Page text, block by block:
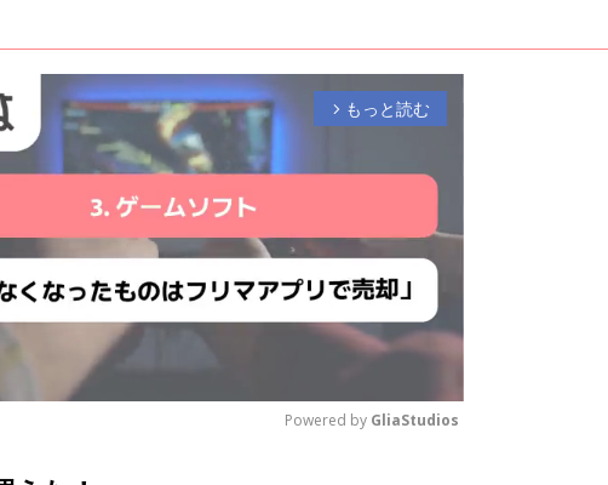
arrow_forward_ios もっと読む
Powered by GliaStudios